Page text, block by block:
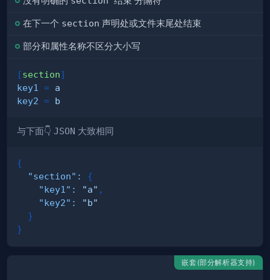
在下一个 section 声明处或文件末尾处结束
部分和属性名称不区分大小写
[section]
key1
= a
key2 = b
与下面👇 JSON 大致相同
{
"section" :
{
"key1" : "a" ,
"key2" :
"b"
}
}
嵌套(部分解析器支持)